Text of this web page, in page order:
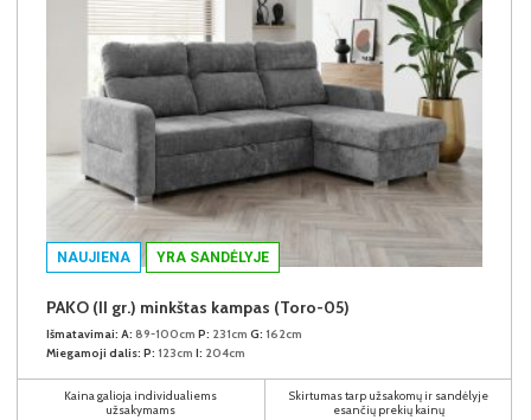
NAUJIENA YRA SANDĖLYJE
PAKO (II gr.) minkštas kampas (Toro-05)
Išmatavimai: A: 89-100cm P: 231cm G: 162cm
Miegamoji dalis: P: 123cm I: 204cm
Kaina galioja individualiems
užsakymams
Skirtumas tarp užsakomų ir sandėlyje
esančių prekių kainų